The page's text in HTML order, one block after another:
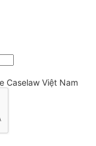
Caselaw Việt Nam